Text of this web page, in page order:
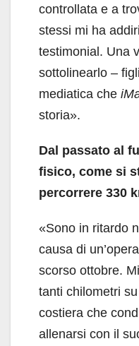
controllata e a
stessi mi ha
testimonial. Una
sottolinearlo –
mediatica che
storia».
Dal passato al
fisico, come si
percorrere 330
«Sono in ritardo
causa di
scorso ottobre.
tanti chilometri
costiera che
allenarsi con il